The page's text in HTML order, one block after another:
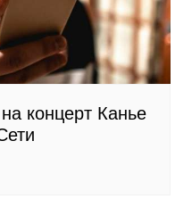
концерт Канье